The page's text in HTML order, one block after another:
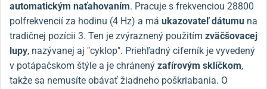
automatickým naťahovaním. Pracuje s frekvenciou 28800
polfrekvencií za hodinu (4 Hz) a má ukazovateľ dátumu na
tradičnej pozícii 3. Ten je zvýraznený použitím zväčšovacej
lupy, nazývanej aj "cyklop". Priehľadný ciferník je vyvedený
v potápačskom štýle a je chránený zafírovým sklíčkom,
takže sa nemusíte obávať žiadneho poškriabania. O